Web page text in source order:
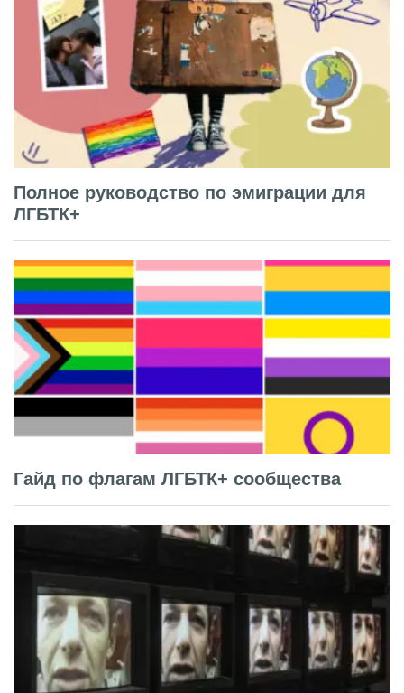
Полное руководство по эмиграции для
ЛГБТК+
Гайд по флагам ЛГБТК+ сообщества